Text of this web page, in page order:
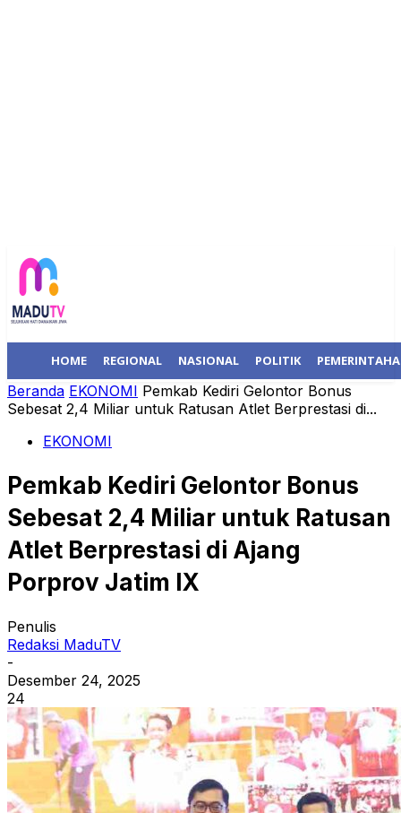
HOME REGIONAL NASIONAL POLITIK
Beranda EKONOMI Pemkab Kediri Gelontor Bonus
Sebesat 2,4 Miliar untuk Ratusan Atlet Berprestasi di...
EKONOMI
Pemkab Kediri Gelontor Bonus
Sebesat 2,4 Miliar untuk Ratusan
Atlet Berprestasi di Ajang
Porprov Jatim IX
Penulis
Redaksi MaduTV
-
Desember 24, 2025
24